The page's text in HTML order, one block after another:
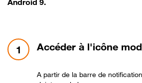
Android 9.
1 étape 1:
Accéder à l'icône
A partir de la barre de